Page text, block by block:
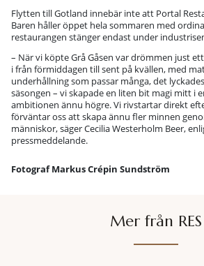
Flytten till Gotland innebär inte att Portal
Baren håller öppet hela sommaren med
restaurangen stänger endast under
– När vi köpte Grå Gåsen var drömmen just
i från förmiddagen till sent på kvällen, med
underhållning som passar många, det
säsongen – vi skapade en liten bit magi mitt i
ambitionen ännu högre. Vi rivstartar direkt
förväntar oss att skapa ännu fler minnen
människor, säger Cecilia Westerholm Beer,
pressmeddelande.
Fotograf Markus Crépin Sundström
Mer från RES